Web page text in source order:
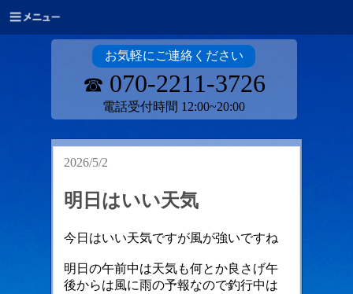
お気軽にご連絡ください
☎ 070-2211-3726
電話受付時間 12:00~20:00
2026/5/2
明日はいい天気
今日はいい天気ですが風が強いですね
明日の午前中は天気も何とか良さげ午
後からは風に雨の予報なので釣行中は